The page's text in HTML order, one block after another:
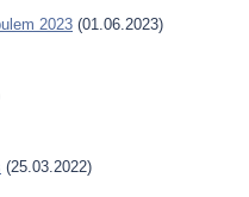
2023 (01.06.2023)
(25.03.2022)